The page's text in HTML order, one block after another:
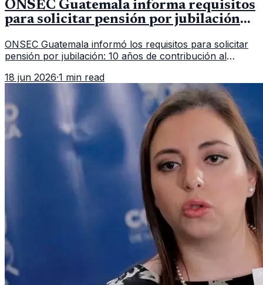
ONSEC Guatemala informa requisitos
para solicitar pensión por jubilación
ONSEC Guatemala informó los requisitos para solicitar
pensión por jubilación: 10 años de contribución al
importar edad.
18 jun 2026·1 min read